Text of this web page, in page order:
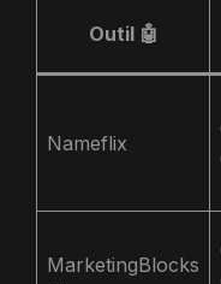
Outil 🤖
Nameflix
MarketingBlocks